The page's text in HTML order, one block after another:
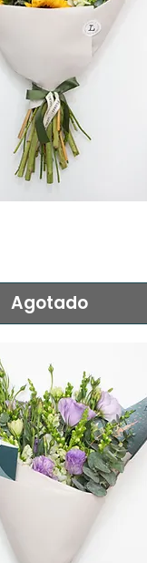
Agotado